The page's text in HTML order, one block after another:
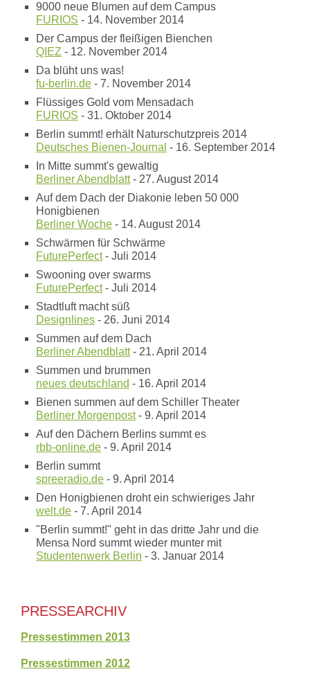
9000 neue Blumen auf dem Campus
FURIOS - 14. November 2014
Der Campus der fleißigen Bienchen
QIEZ - 12. November 2014
Da blüht uns was!
fu-berlin.de - 7. November 2014
Flüssiges Gold vom Mensadach
FURIOS - 31. Oktober 2014
Berlin summt! erhält Naturschutzpreis 2014
Deutsches Bienen-Journal - 16. September 2014
In Mitte summt's gewaltig
Berliner Abendblatt- 27. August 2014
Auf dem Dach der Diakonie leben 50 000
Honigbienen
Berliner Woche - 14. August 2014
Schwärmen für Schwärme
FuturePerfect- Juli 2014
Swooning over swarms
FuturePerfect- Juli 2014
Stadtluft macht süß
Designlines - 26. Juni 2014
Summen auf dem Dach
Berliner Abendblatt- 21. April 2014
Summen und brummen
neues deutschland - 16. April 2014
Bienen summen auf dem Schiller Theater
Berliner Morgenpost- 9. April 2014
Auf den Dächern Berlins summt es
rbb-online.de - 9. April 2014
Berlin summt
spreeradio.de - 9. April 2014
Den Honigbienen droht ein schwieriges Jahr
welt.de - 7. April 2014
"Berlin summt!" geht in das dritte Jahr und die
Mensa Nord summt wieder munter mit
Studentenwerk Berlin - 3. Januar 2014
PRESSEARCHIV
Pressestimmen 2013
Pressestimmen 2012